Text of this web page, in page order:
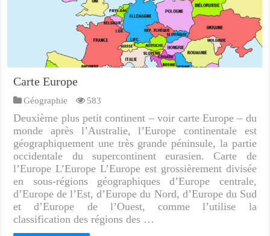
Carte Europe
Géographie 583
Deuxième plus petit continent – voir carte Europe – du
monde après l’Australie, l’Europe continentale est
géographiquement une très grande péninsule, la partie
occidentale du supercontinent eurasien. Carte de
l’Europe L’Europe L’Europe est grossièrement divisée
en sous-régions géographiques d’Europe centrale,
d’Europe de l’Est, d’Europe du Nord, d’Europe du Sud
et d’Europe de l’Ouest, comme l’utilise la
classification des régions des …